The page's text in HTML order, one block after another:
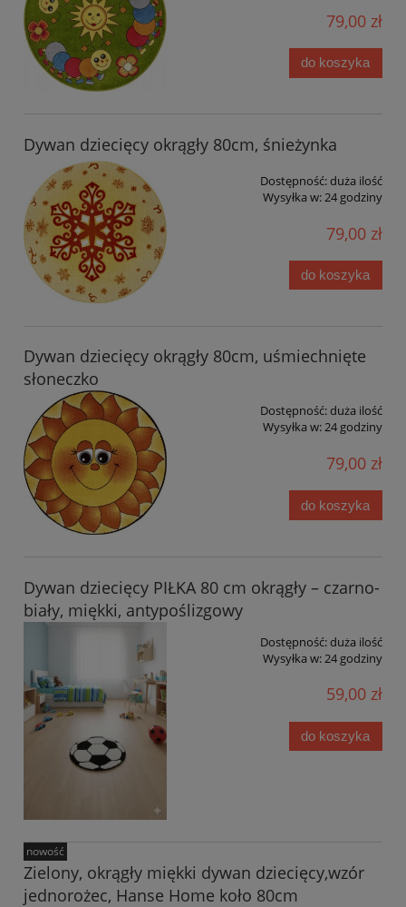
79,00 zł
do koszyka
Dywan dziecięcy okrągły 80cm, śnieżynka
Dostępność:duża ilość
Wysyłka w:24 godziny
79,00 zł
do koszyka
Dywan dziecięcy okrągły 80cm, uśmiechnięte
słoneczko
Dostępność:duża ilość
Wysyłka w:24 godziny
79,00 zł
do koszyka
Dywan dziecięcy PIŁKA 80 cm okrągły – czarno-
biały, miękki, antypoślizgowy
Dostępność:duża ilość
Wysyłka w:24 godziny
59,00 zł
do koszyka
Zielony, okrągły miękki dywan dziecięcy,wzór
jednorożec, Hanse Home koło 80cm
nowość